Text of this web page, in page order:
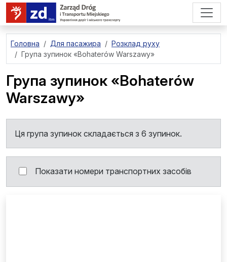
перейти до основного вмісту
Головна Для пасажира
Розклад руху
Група зупинок «Bohaterów Warszawy»
Група зупинок «Bohaterów
Warszawy»
Ця група зупинок складається з 6 зупинок.
Показати номери транспортних засобів